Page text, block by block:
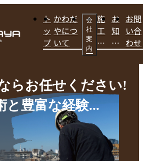
ト
ッ
プ
かわだ
やにつ
いて
会
社
案
内
施
工
事
お
知
ら
お問
い合
わせ
らお任せください!
と豊富な経験...